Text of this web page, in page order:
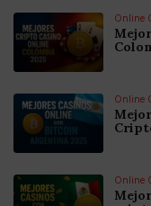
Online
Online
Online